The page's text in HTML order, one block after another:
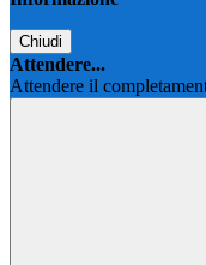
Chiudi
Attendere...
Attendere il